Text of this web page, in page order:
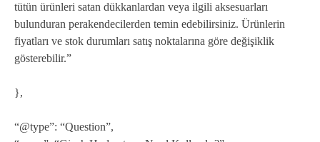
tütün ürünleri satan dükkanlardan veya ilgili aksesuarları
bulunduran perakendecilerden temin edebilirsiniz. Ürünlerin
fiyatları ve stok durumları satış noktalarına göre değişiklik
gösterebilir.”
},
“@type”: “Question”,